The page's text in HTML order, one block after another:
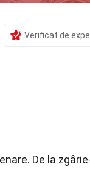
Verificat de
De la